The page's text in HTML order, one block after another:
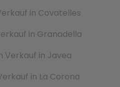
in Covatelles
in Granadella
Verkauf in Javea
in La Corona